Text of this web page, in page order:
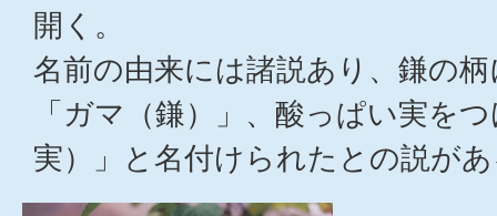
開く。
名前の由来には諸説あり、鎌の
「ガマ（鎌）」、酸っぱい実を
実）」と名付けられたとの説が